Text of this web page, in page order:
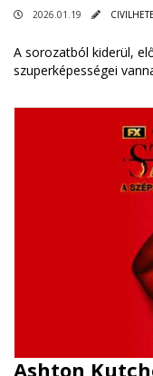
2026.01.19
A sorozatból kiderül,
szuperképességei
Ashton